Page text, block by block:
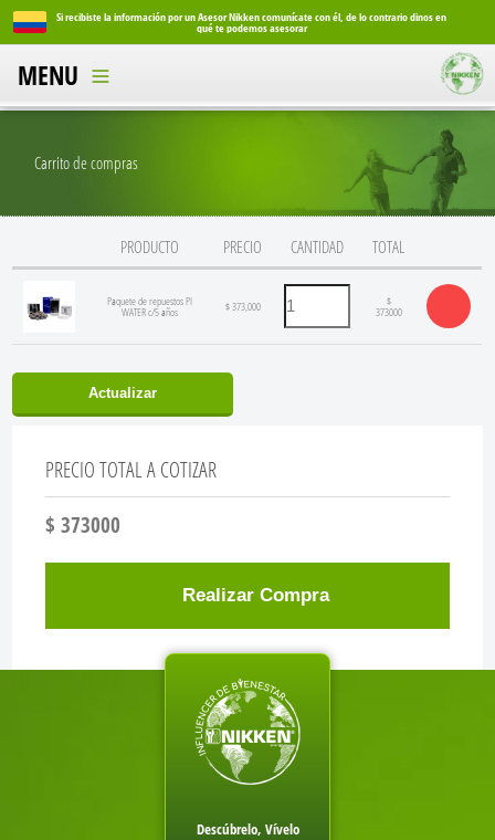
Si recibiste la información por un Asesor Nikken comunícate con él, de lo contrario dinos en
qué te podemos asesorar
MENU
Carrito de compras
PRODUCTO PRECIO CANTIDAD TOTAL
Paquete de repuestos PI
WATER c/5 años $ 373,000 $
373000
Actualizar
PRECIO TOTAL A COTIZAR
$ 373000
Realizar Compra
Descúbrelo, Vívelo